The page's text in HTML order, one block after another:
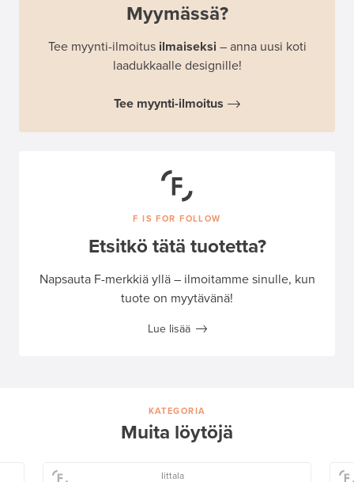
Myymässä?
Tee myynti-ilmoitus ilmaiseksi – anna uusi koti
laadukkaalle designille!
Tee myynti-ilmoitus
F IS FOR FOLLOW
Etsitkö tätä tuotetta?
Napsauta F-merkkiä yllä – ilmoitamme sinulle, kun
tuote on myytävänä!
Lue lisää
KATEGORIA
Muita löytöjä
Iittala